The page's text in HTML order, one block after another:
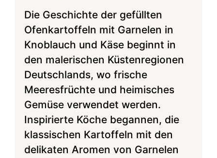
Die Geschichte der gefüllten
Ofenkartoffeln mit Garnelen in
Knoblauch und Käse beginnt in
den malerischen Küstenregionen
Deutschlands, wo frische
Meeresfrüchte und heimisches
Gemüse verwendet werden.
Inspirierte Köche begannen, die
klassischen Kartoffeln mit den
delikaten Aromen von Garnelen